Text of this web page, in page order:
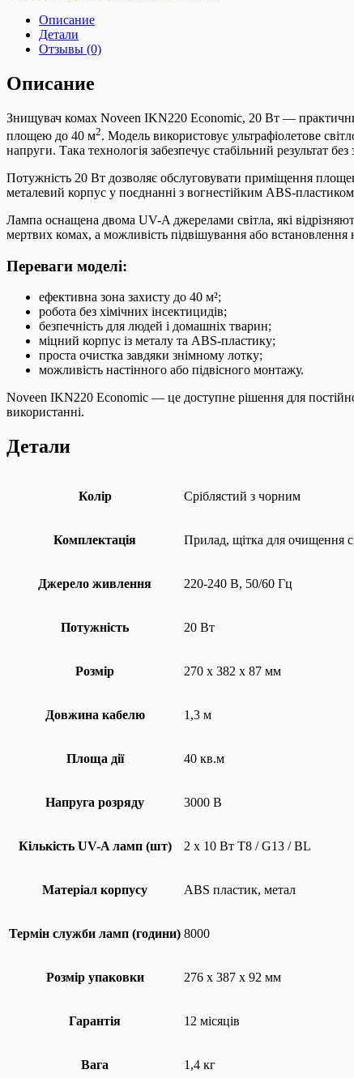
Описание
Детали
Отзывы (0)
Описание
Знищувач комах Noveen IKN220 Economic, 20 Вт —
площею до 40 м2. Модель використовує ультрафіолетове
напруги. Така технологія забезпечує стабільний результат
Потужність 20 Вт дозволяє обслуговувати приміщення
металевий корпус у поєднанні з вогнестійким ABS-
Лампа оснащена двома UV-A джерелами світла, які
мертвих комах, а можливість підвішування або
Переваги моделі:
ефективна зона захисту до 40 м²;
робота без хімічних інсектицидів;
безпечність для людей і домашніх тварин;
міцний корпус із металу та ABS-пластику;
проста очистка завдяки знімному лотку;
можливість настінного або підвісного монтажу.
Noveen IKN220 Economic — це доступне рішення для
використанні.
Детали
Колір Сріблястий з чорним
Комплектація Прилад, щітка для очищення
Джерело живлення 220-240 В, 50/60 Гц
Потужність 20 Вт
Розмір 270 х 382 х 87 мм
Довжина кабелю 1,3 м
Площа дії 40 кв.м
Напруга розряду 3000 В
Кількість UV-A ламп (шт) 2 x 10 Вт T8 / G13 / BL
Матеріал корпусу ABS пластик, метал
Термін служби ламп (години) 8000
Розмір упаковки 276 x 387 x 92 мм
Гарантія 12 місяців
Вага 1,4 кг